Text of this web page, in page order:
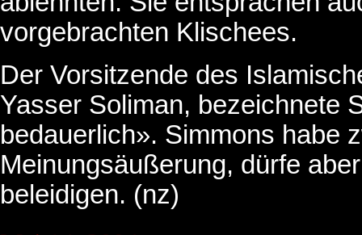
vorgebrachten Klischees.
Der Vorsitzende des
Yasser Soliman, bezeichnete
bedauerlich». Simmons habe
Meinungsäußerung, dürfe
beleidigen. (nz)